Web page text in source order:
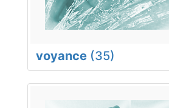
voyance (35)